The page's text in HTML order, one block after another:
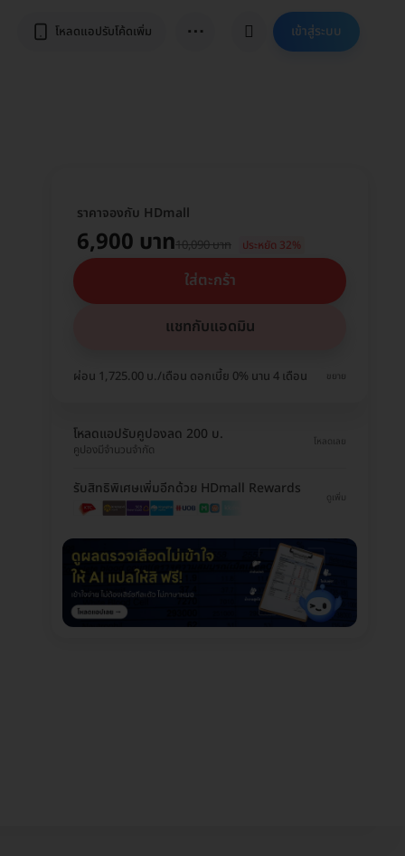
โหลดแอปรับโค้ดเพิ่ม ⋯ เข้าสู่ระบบ
ราคาจองกับ HDmall
6,900 บาท10,090 บาท ประหยัด 32%
ใส่ตะกร้า
แชทกับแอดมิน
ผ่อน 1,725.00 บ./เดือน ดอกเบี้ย 0% นาน 4 เดือน ขยาย
โหลดแอปรับคูปองลด 200 บ.
คูปองมีจำนวนจำกัด
โหลดเลย
รับสิทธิพิเศษเพิ่มอีกด้วย HDmall Rewards
ดูเพิ่ม